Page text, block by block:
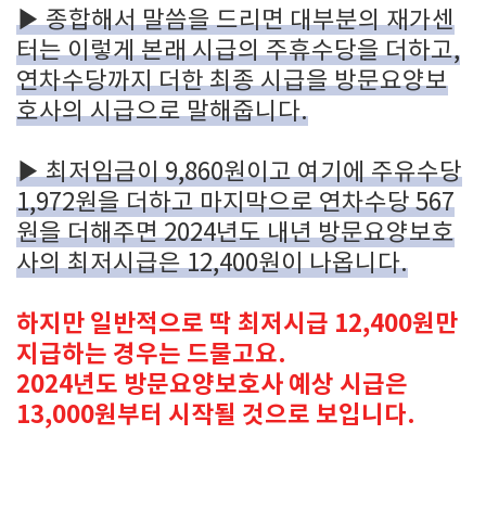
▶종합해서 말씀을 드리면 대부분의 재가센
터는 이렇게 본래 시급의 주휴수당을 더하고,
연차수당까지 더한 최종 시급을 방문요양보
호사의 시급으로 말해줍니다.
▶최저임금이 9,860원이고 여기에 주유수당
1,972원을 더하고 마지막으로 연차수당 567
원을 더해주면 2024년도 내년 방문요양보호
사의 최저시급은 12,400원이 나옵니다.
하지만 일반적으로 딱 최저시급 12,400원만
지급하는 경우는 드물고요.
2024년도 방문요양보호사 예상 시급은
13,000원부터 시작될 것으로 보입니다.